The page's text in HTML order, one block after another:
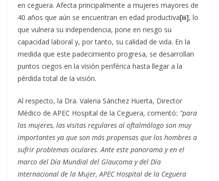
en ceguera. Afecta principalmente a mujeres mayores de
40 años que aún se encuentran en edad productiva[iii], lo
que vulnera su independencia, pone en riesgo su
capacidad laboral y, por tanto, su calidad de vida. En la
medida que este padecimiento progresa, se desarrollan
puntos ciegos en la visión periférica hasta llegar a la
pérdida total de la visión.
Al respecto, la Dra. Valeria Sánchez Huerta, Director
Médico de APEC Hospital de la Ceguera, comentó: “para
las mujeres, las visitas regulares al oftalmólogo son muy
importantes ya que son más propensas que los hombres a
sufrir problemas oculares. Ante este panorama y en el
marco del Día Mundial del Glaucoma y del Día
Internacional de la Mujer, APEC Hospital de la Ceguera